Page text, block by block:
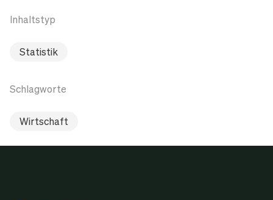
Inhaltstyp
Statistik
Schlagworte
Wirtschaft